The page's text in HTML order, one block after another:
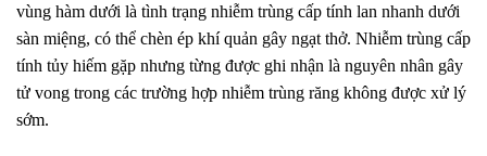
vùng hàm dưới là tình trạng nhiễm trùng cấp tính lan nhanh dưới
sàn miệng, có thể chèn ép khí quản gây ngạt thở. Nhiễm trùng cấp
tính tủy hiếm gặp nhưng từng được ghi nhận là nguyên nhân gây
tử vong trong các trường hợp nhiễm trùng răng không được xử lý
sớm.